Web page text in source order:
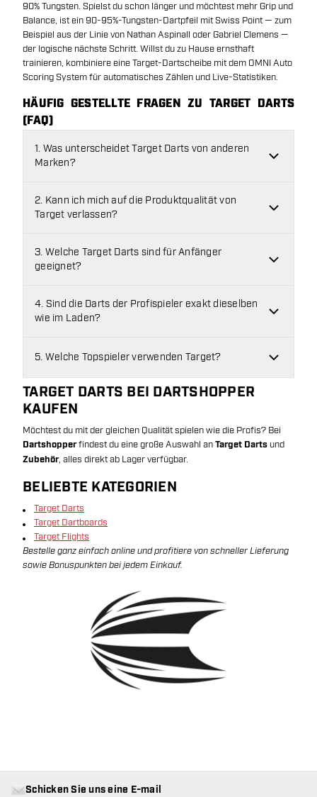
90% Tungsten. Spielst du schon länger und möchtest mehr Grip und
Balance, ist ein 90-95%-Tungsten-Dartpfeil mit Swiss Point — zum
Beispiel aus der Linie von Nathan Aspinall oder Gabriel Clemens —
der logische nächste Schritt. Willst du zu Hause ernsthaft
trainieren, kombiniere eine Target-Dartscheibe mit dem OMNI Auto
Scoring System für automatisches Zählen und Live-Statistiken.
HÄUFIG GESTELLTE FRAGEN ZU TARGET DARTS
(FAQ)
1. Was unterscheidet Target Darts von anderen
Marken?
2. Kann ich mich auf die Produktqualität von
Target verlassen?
3. Welche Target Darts sind für Anfänger
geeignet?
4. Sind die Darts der Profispieler exakt dieselben
wie im Laden?
5. Welche Topspieler verwenden Target?
TARGET DARTS BEI DARTSHOPPER
KAUFEN
Möchtest du mit der gleichen Qualität spielen wie die Profis? Bei
Dartshopperfindest du eine große Auswahl anTarget Darts und
Zubehör, alles direkt ab Lager verfügbar.
BELIEBTE KATEGORIEN
Target Darts
Target Dartboards
Target Flights
Bestelle ganz einfach online und profitiere von schneller Lieferung
sowie Bonuspunkten bei jedem Einkauf.
Schicken Sie uns eine E-mail